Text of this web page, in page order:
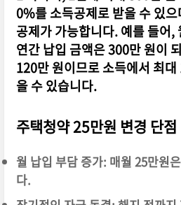
0%를 소득공제로 받을 수 있
공제가 가능합니다. 예를 들어,
연간 납입 금액은 300만 원이
120만 원이므로 소득에서 최
을 수 있습니다.
주택청약 25만원 변경 단점
월 납입 부담 증가: 매월 25만원
다.